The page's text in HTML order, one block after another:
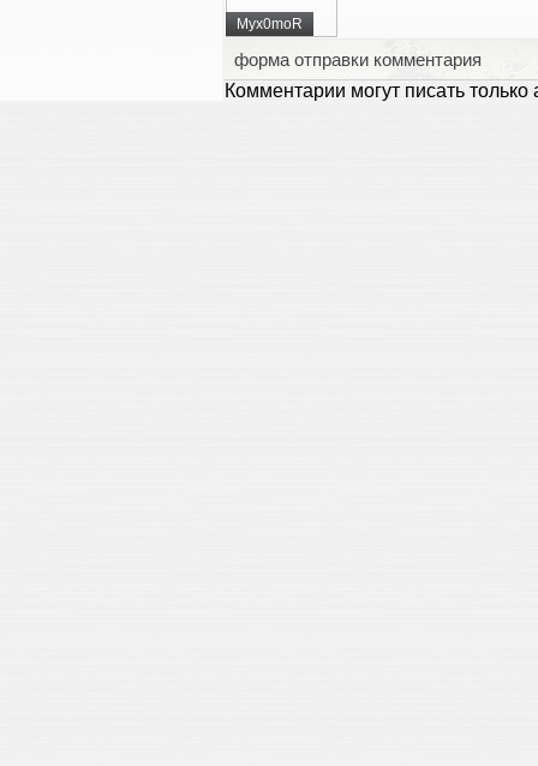
Myx0moR
форма отправки комментария
Комментарии могут писать